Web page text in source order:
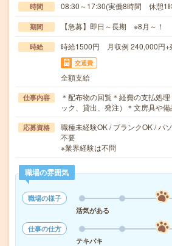
時間 08:30～17:30(実働8時間 休憩1
期間 【急募】即日～長期 ※8月～！
時給 時給1500円 月収例 240,000円+
交通費
全額支給
仕事内容
＊配布物の回覧＊経費の支払処
ック、貸出、発注）＊文房具や
応募資格
職種未経験OK / ブランクOK / パ
不要
※業界経験は不問
職場の雰囲気
職場の様子
活気がある
仕事の仕方
テキパキ